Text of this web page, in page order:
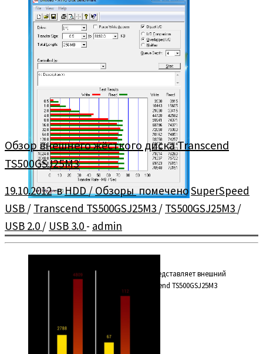
Сегодня мы посмотрим что из себя представляет внешний
жёсткий диск объёмом 500 Гб — Transcend TS500GSJ25M3
Обзор внешнего жёсткого диска Transcend
TS500GSJ25M3
19.10.2012вHDD/ОбзорыпомеченоSuperSpeed
USB / Transcend TS500GSJ25M3 / TS500GSJ25M3 /
USB 2.0 / USB 3.0 - admin